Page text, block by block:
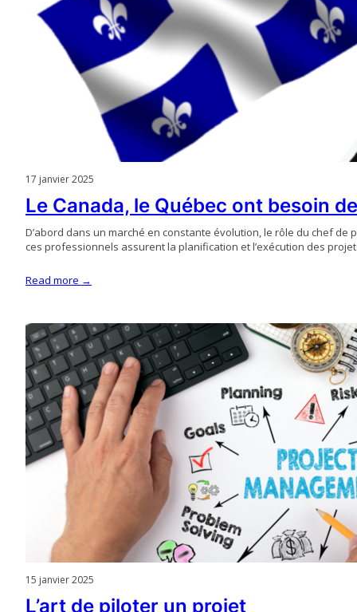
17 janvier 2025
Le Canada, le Québec ont besoin
D’abord dans un marché en constante évolution, le rôle du chef
ces professionnels assurent la planification et l’exécution des
Read more →
15 janvier 2025
L’art de piloter un projet